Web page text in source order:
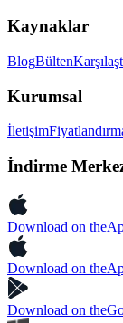
Kaynaklar
BlogBülten
Kurumsal
İletişim
İndirme
Download on the
Download on the
Download on the